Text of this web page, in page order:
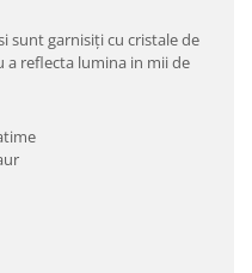
sunt garnisiți cu cristale de
reflecta lumina in mii de